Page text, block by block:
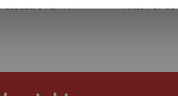
utbildare i SAVI-
mitten av